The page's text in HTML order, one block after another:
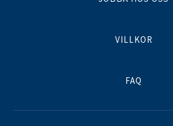
VILLKOR
FAQ